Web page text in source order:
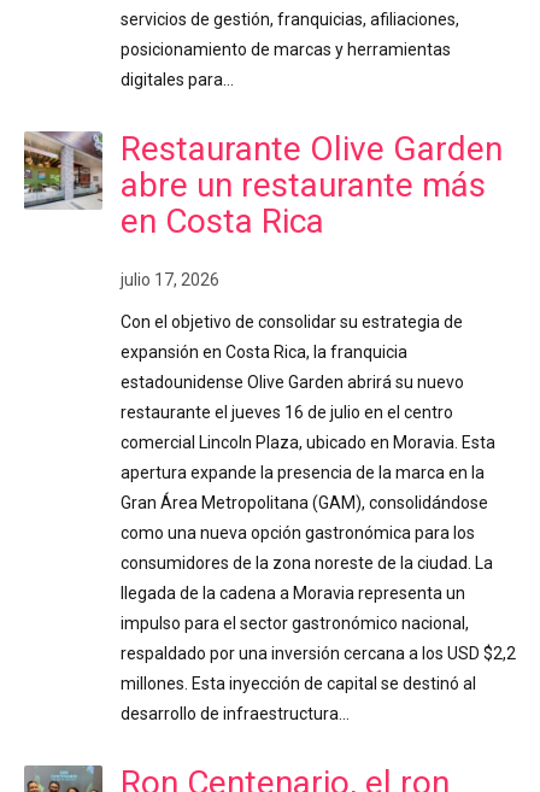
servicios de gestión, franquicias, afiliaciones,
posicionamiento de marcas y herramientas
digitales para…
Restaurante Olive Garden
abre un restaurante más
en Costa Rica
julio 17, 2026
Con el objetivo de consolidar su estrategia de
expansión en Costa Rica, la franquicia
estadounidense Olive Garden abrirá su nuevo
restaurante el jueves 16 de julio en el centro
comercial Lincoln Plaza, ubicado en Moravia. Esta
apertura expande la presencia de la marca en la
Gran Área Metropolitana (GAM), consolidándose
como una nueva opción gastronómica para los
consumidores de la zona noreste de la ciudad. La
llegada de la cadena a Moravia representa un
impulso para el sector gastronómico nacional,
respaldado por una inversión cercana a los USD $2,2
millones. Esta inyección de capital se destinó al
desarrollo de infraestructura…
Ron Centenario, el ron